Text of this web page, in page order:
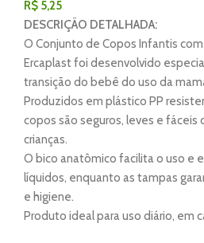
R$ 5,25
DESCRIÇÃO DETALHADA:
O Conjunto de Copos Infantis
Ercaplast foi desenvolvido
transição do bebê do uso da
Produzidos em plástico PP
copos são seguros, leves e fáceis
crianças.
O bico anatômico facilita o uso e
líquidos, enquanto as tampas
e higiene.
Produto ideal para uso diário, em